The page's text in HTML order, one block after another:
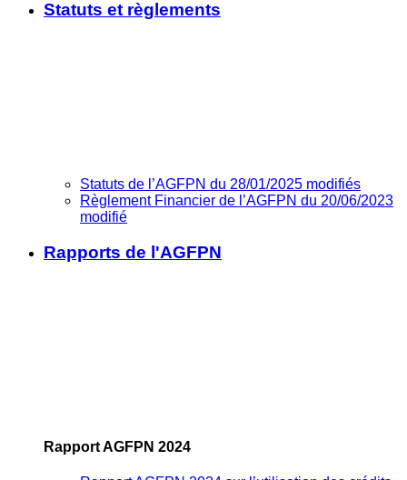
Statuts et règlements
Statuts de l’AGFPN du 28/01/2025 modifiés
Règlement Financier de l’AGFPN du 20/06/2023
modifié
Rapports de l'AGFPN
Rapport AGFPN 2024